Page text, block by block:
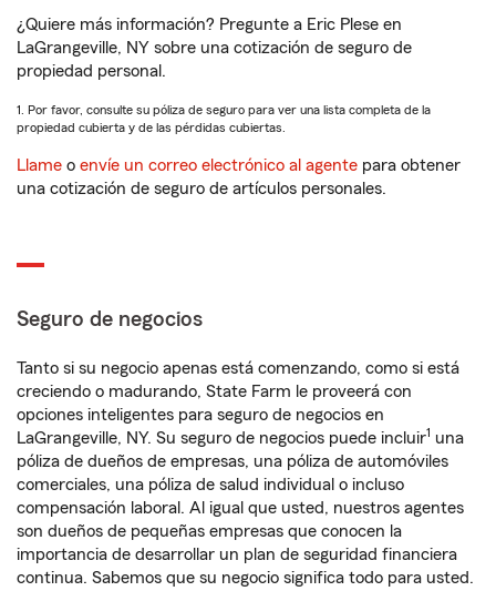
¿Quiere más información? Pregunte a Eric Plese en
LaGrangeville, NY sobre una cotización de seguro de
propiedad personal.
1. Por favor, consulte su póliza de seguro para ver una lista completa de la
propiedad cubierta y de las pérdidas cubiertas.
Llame o envíe un correo electrónico al agente para obtener
una cotización de seguro de artículos personales.
Seguro de negocios
Tanto si su negocio apenas está comenzando, como si está
creciendo o madurando, State Farm le proveerá con
opciones inteligentes para seguro de negocios en
LaGrangeville, NY. Su seguro de negocios puede incluir1 una
póliza de dueños de empresas, una póliza de automóviles
comerciales, una póliza de salud individual o incluso
compensación laboral. Al igual que usted, nuestros agentes
son dueños de pequeñas empresas que conocen la
importancia de desarrollar un plan de seguridad financiera
continua. Sabemos que su negocio significa todo para usted.